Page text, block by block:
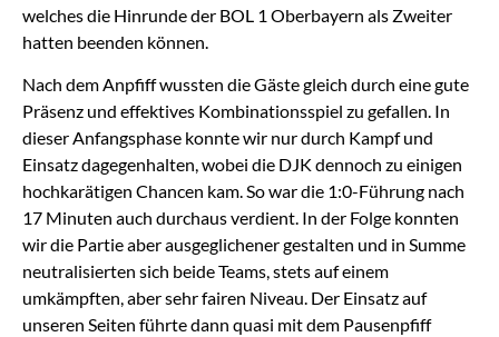
welches die Hinrunde der BOL 1 Oberbayern als Zweiter
hatten beenden können.
Nach dem Anpfiff wussten die Gäste gleich durch eine gute
Präsenz und effektives Kombinationsspiel zu gefallen. In
dieser Anfangsphase konnte wir nur durch Kampf und
Einsatz dagegenhalten, wobei die DJK dennoch zu einigen
hochkarätigen Chancen kam. So war die 1:0-Führung nach
17 Minuten auch durchaus verdient. In der Folge konnten
wir die Partie aber ausgeglichener gestalten und in Summe
neutralisierten sich beide Teams, stets auf einem
umkämpften, aber sehr fairen Niveau. Der Einsatz auf
unseren Seiten führte dann quasi mit dem Pausenpfiff